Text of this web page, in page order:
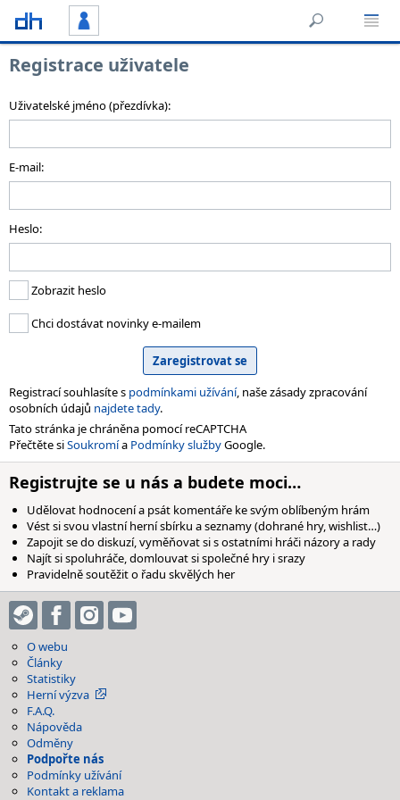
Registrace uživatele
Uživatelské jméno (přezdívka):
E-mail:
Heslo:
Zobrazit heslo
Chci dostávat novinky e-mailem
Registrací souhlasíte s podmínkami užívání, naše zásady zpracování
osobních údajů najdete tady.
Tato stránka je chráněna pomocí reCAPTCHA
Přečtěte siSoukromía Podmínky službyGoogle.
Registrujte se u nás a budete moci…
Udělovat hodnocení a psát komentáře ke svým oblíbeným hrám
Vést si svou vlastní herní sbírku a seznamy (dohrané hry, wishlist…)
Zapojit se do diskuzí, vyměňovat si s ostatními hráči názory a rady
Najít si spoluhráče, domlouvat si společné hry i srazy
Pravidelně soutěžit o řadu skvělých her
O webu
Články
Statistiky
Herní výzva
F.A.Q.
Nápověda
Odměny
Podpořte nás
Podmínky užívání
Kontakt a reklama